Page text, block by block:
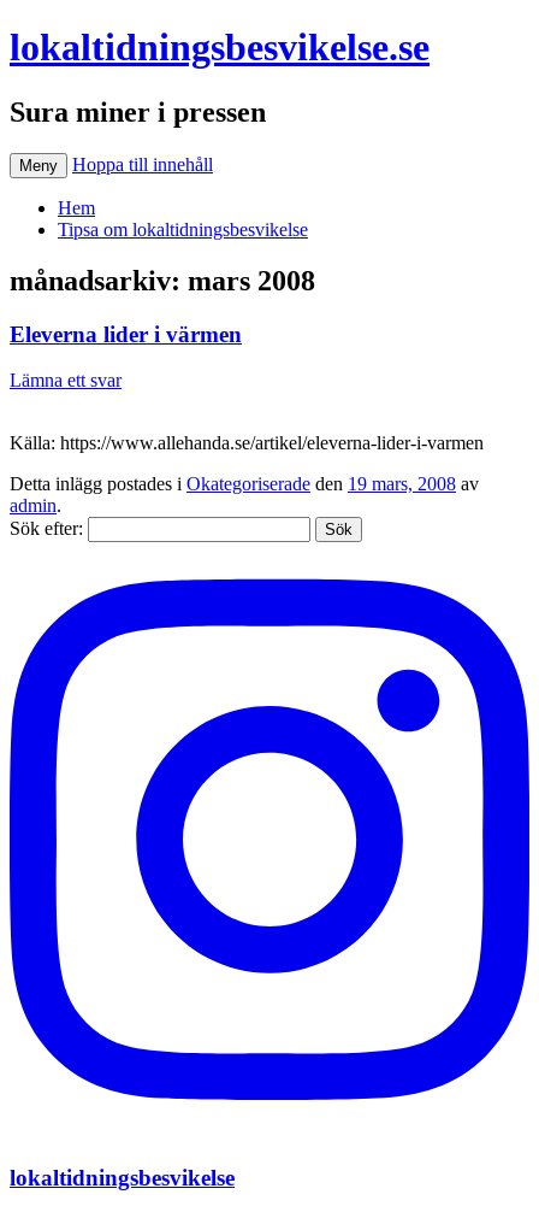
lokaltidningsbesvikelse.se
Sura miner i pressen
Meny Hoppa till innehåll
Hem
Tipsa om lokaltidningsbesvikelse
månadsarkiv: mars 2008
Eleverna lider i värmen
Lämna ett svar
Källa: https://www.allehanda.se/artikel/eleverna-lider-i-varmen
Detta inlägg postades i Okategoriserade den 19 mars, 2008 av
admin.
Sök efter:
lokaltidningsbesvikelse